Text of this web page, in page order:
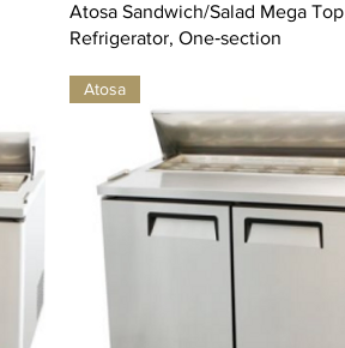
Atosa Sandwich/Salad Mega Top
Refrigerator, One‐section
Atosa